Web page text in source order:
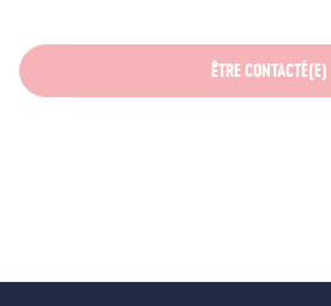
ÊTRE CONTACTÉ(E)